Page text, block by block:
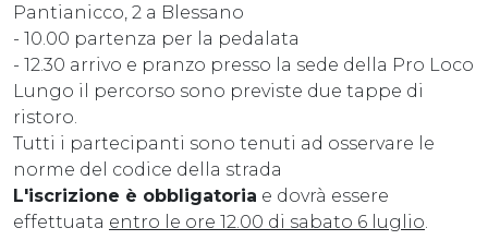
Pantianicco, 2 a Blessano
- 10.00 partenza per la pedalata
- 12.30 arrivo e pranzo presso la sede della Pro Loco
Lungo il percorso sono previste due tappe di
ristoro.
Tutti i partecipanti sono tenuti ad osservare le
norme del codice della strada
L'iscrizione è obbligatoria e dovrà essere
effettuata entro le ore 12.00 di sabato 6 luglio